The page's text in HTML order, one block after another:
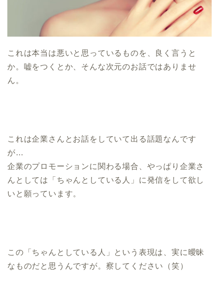
これは本当は悪いと思っているものを、良く言うと
か。嘘をつくとか、そんな次元のお話ではありませ
ん。
これは企業さんとお話をしていて出る話題なんです
が…
企業のプロモーションに関わる場合、やっぱり企業さ
んとしては「ちゃんとしている人」に発信をして欲し
いと願っています。
この「ちゃんとしている人」という表現は、実に曖昧
なものだと思うんですが。察してください（笑）